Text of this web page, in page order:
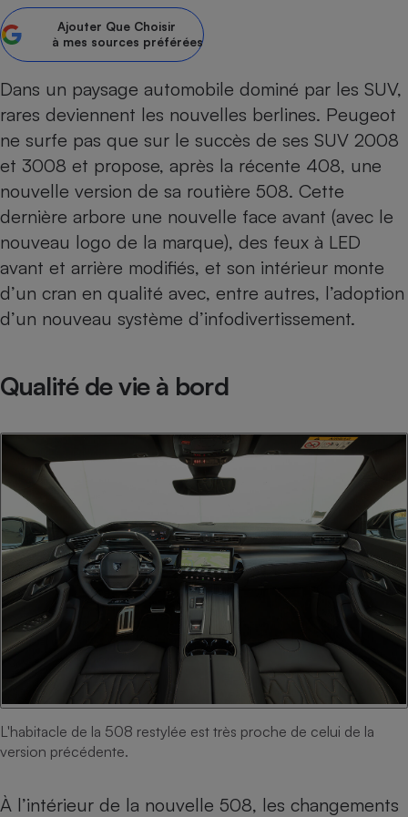
Ajouter Que Choisir
à mes sources préférées
Dans un paysage automobile dominé par les SUV,
rares deviennent les nouvelles berlines. Peugeot
ne surfe pas que sur le succès de ses SUV 2008
et 3008 et propose, après la récente 408, une
nouvelle version de sa routière 508. Cette
dernière arbore une nouvelle face avant (avec le
nouveau logo de la marque), des feux à LED
avant et arrière modifiés, et son intérieur monte
d’un cran en qualité avec, entre autres, l’adoption
d’un nouveau système d’infodivertissement.
Qualité de vie à bord
L'habitacle de la 508 restylée est très proche de celui de la
version précédente.
À l’intérieur de la nouvelle 508, les changements
bouteille
Assurance emprunteur
Banque
Lave-linge
Plaque de cuisson à
Climatiseur -
Ventilateur
Téléviseur
Smartphone
Antivirus
Matelas
Climatiseur -
Ventilateur
Antimoustique